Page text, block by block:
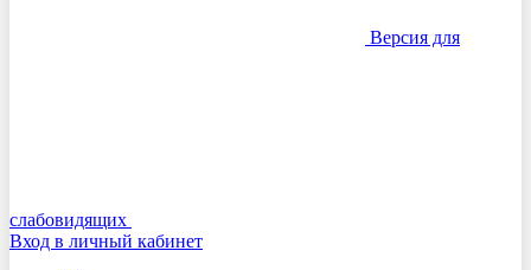
Версия для
слабовидящих
Вход в личный кабинет